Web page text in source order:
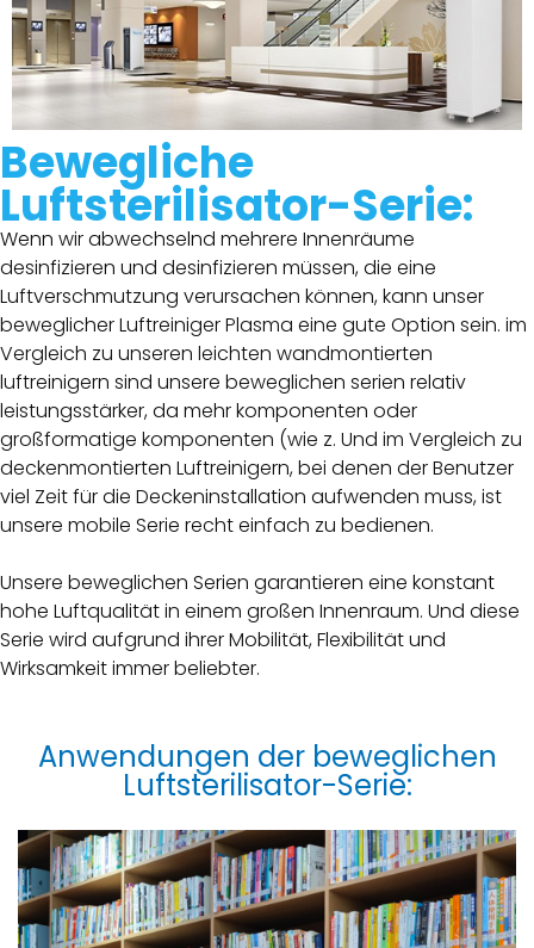
Bewegliche
Luftsterilisator-Serie:
Wenn wir abwechselnd mehrere Innenräume
desinfizieren und desinfizieren müssen, die eine
Luftverschmutzung verursachen können, kann unser
beweglicher Luftreiniger Plasma eine gute Option sein. im
Vergleich zu unseren leichten wandmontierten
luftreinigern sind unsere beweglichen serien relativ
leistungsstärker, da mehr komponenten oder
großformatige komponenten (wie z. Und im Vergleich zu
deckenmontierten Luftreinigern, bei denen der Benutzer
viel Zeit für die Deckeninstallation aufwenden muss, ist
unsere mobile Serie recht einfach zu bedienen.
Unsere beweglichen Serien garantieren eine konstant
hohe Luftqualität in einem großen Innenraum. Und diese
Serie wird aufgrund ihrer Mobilität, Flexibilität und
Wirksamkeit immer beliebter.
Anwendungen der beweglichen
Luftsterilisator-Serie: